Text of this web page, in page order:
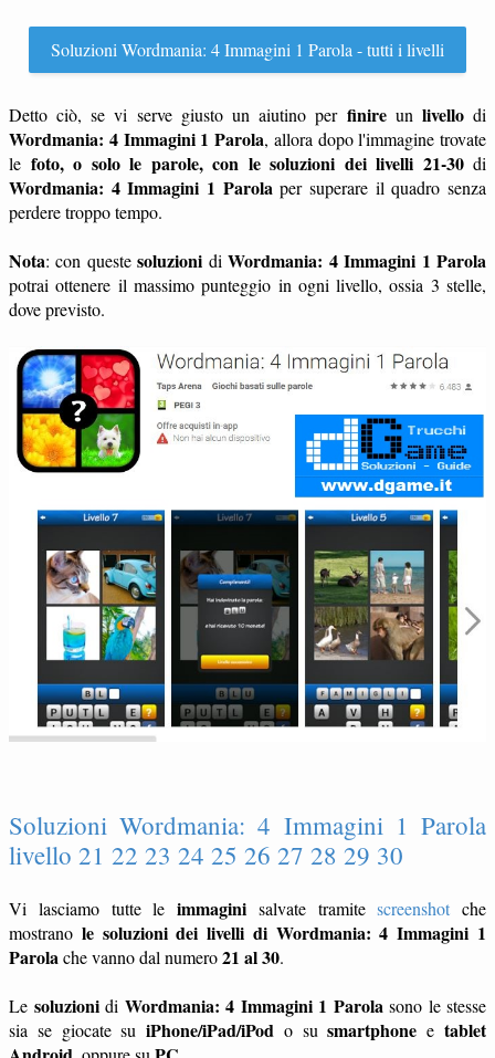
Soluzioni Wordmania: 4 Immagini 1 Parola - tutti i livelli
Detto ciò, se vi serve giusto un aiutino per finireun livellodi
Wordmania: 4 Immagini 1 Parola, allora dopo l'immagine trovate
le foto, o solo le parole, con le soluzioni dei livelli 21-30di
Wordmania: 4 Immagini 1 Parola per superare il quadro senza
perdere troppo tempo.
Nota: con questesoluzioni diWordmania: 4 Immagini 1 Parola
potrai ottenere il massimo punteggio in ogni livello, ossia 3 stelle,
dove previsto.
Soluzioni Wordmania: 4 Immagini 1 Parola
livello 21 22 23 24 25 26 27 28 29 30
Vi lasciamo tutte le immagini salvate tramitescreenshot che
mostrano le soluzioni dei livelli di Wordmania: 4 Immagini 1
Parolache vanno dal numero21 al 30.
Le soluzionidi Wordmania: 4 Immagini 1 Parola sono le stesse
sia se giocate suiPhone/iPad/iPod o susmartphone etablet